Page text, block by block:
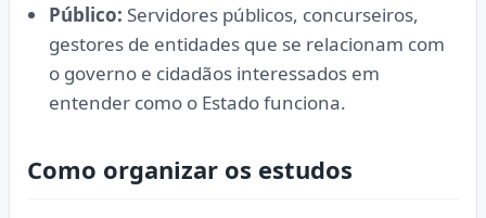
Público: Servidores públicos, concurseiros,
gestores de entidades que se relacionam com
o governo e cidadãos interessados em
entender como o Estado funciona.
Como organizar os estudos